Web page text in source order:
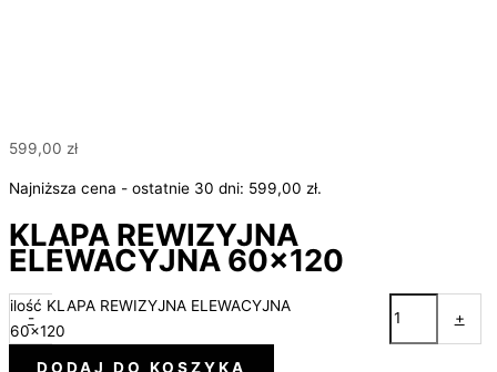
599,00 zł
Najniższa cena - ostatnie 30 dni: 599,00 zł.
KLAPA REWIZYJNA
ELEWACYJNA 60×120
-
ilość KLAPA REWIZYJNA ELEWACYJNA
60x120
+
DODAJ DO KOSZYKA